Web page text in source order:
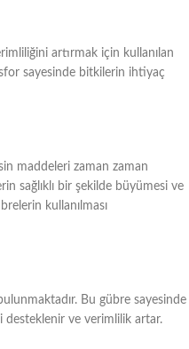
artırmak için kullanılan
sayesinde bitkilerin ihtiyaç
maddeleri zaman zaman
sağlıklı bir şekilde büyümesi ve
kullanılması
Bu gübre sayesinde
desteklenir ve verimlilik artar.